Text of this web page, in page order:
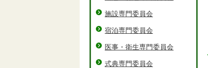
施設専門委員会
宿泊専門委員会
医事・衛生専門委員会
式典専門委員会